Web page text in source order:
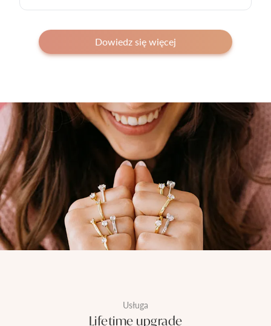
Dowiedz się więcej
Usługa
Lifetime upgrade